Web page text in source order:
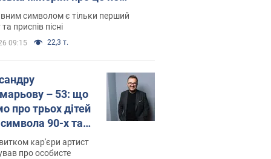
у школі
символом є тільки перший
приспів пісні
09:15 22,3 т.
– 53: що
про трьох дітей
90-х та
вони
кар'єри артист
про особисте